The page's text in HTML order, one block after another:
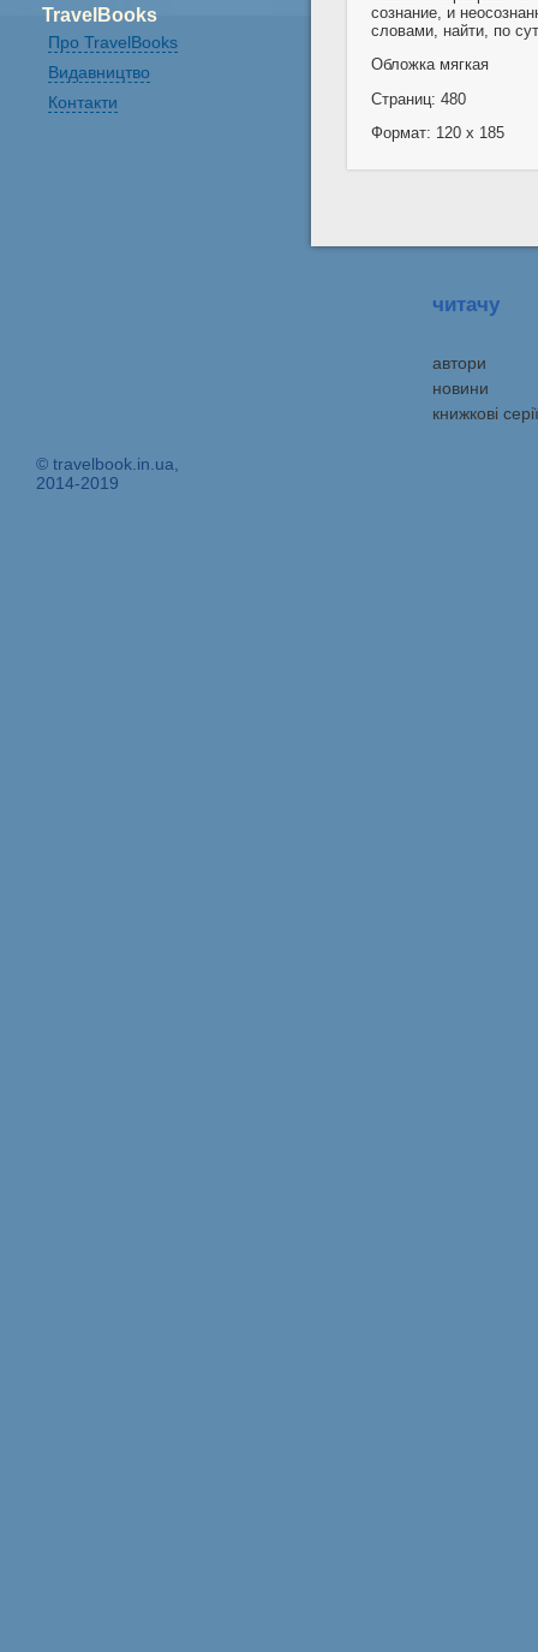
TravelBooks
Про TravelBooks
Видавництво
Контакти
сознание, и
словами, найти, по
Обложка мягкая
Страниц: 480
Формат: 120 x 185
© travelbook.in.ua,
2014-2019
читачу
автори
новини
книжкові серії